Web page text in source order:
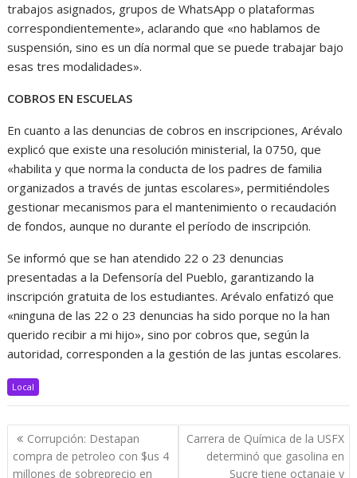
trabajos asignados, grupos de WhatsApp o plataformas
correspondientemente», aclarando que «no hablamos de
suspensión, sino es un día normal que se puede trabajar bajo
esas tres modalidades».
COBROS EN ESCUELAS
En cuanto a las denuncias de cobros en inscripciones, Arévalo
explicó que existe una resolución ministerial, la 0750, que
«habilita y que norma la conducta de los padres de familia
organizados a través de juntas escolares», permitiéndoles
gestionar mecanismos para el mantenimiento o recaudación
de fondos, aunque no durante el período de inscripción.
Se informó que se han atendido 22 o 23 denuncias
presentadas a la Defensoría del Pueblo, garantizando la
inscripción gratuita de los estudiantes. Arévalo enfatizó que
«ninguna de las 22 o 23 denuncias ha sido porque no la han
querido recibir a mi hijo», sino por cobros que, según la
autoridad, corresponden a la gestión de las juntas escolares.
Local
Navegación
de
Corrupción: Destapan
compra de petroleo con $us 4
millones de sobreprecio en
Carrera de Química de la USFX
determinó que gasolina en
Sucre tiene octanaje y